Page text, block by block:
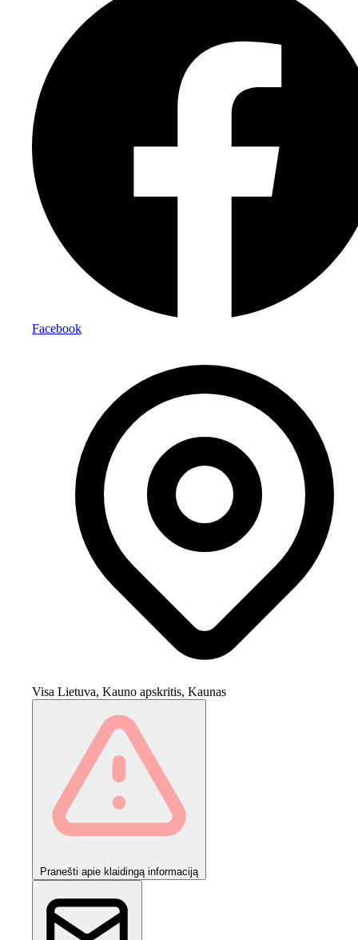
Facebook
Visa Lietuva, Kauno apskritis, Kaunas
Pranešti apie klaidingą informaciją